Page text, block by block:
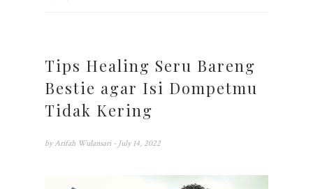
Tips Healing Seru Bareng
Bestie agar Isi Dompetmu
Tidak Kering
by Arifah Wulansari - July 14, 2022